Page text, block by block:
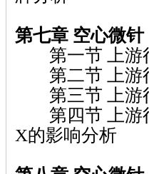
第七章 空心微针
第一节 上游
第二节 上游
第三节 上游
第四节 上游
X的影响分析